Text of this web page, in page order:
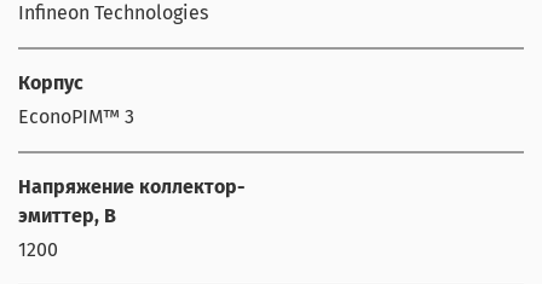
Infineon Technologies
Корпус
EconoPIM™ 3
Напряжение коллектор-
эмиттер, В
1200